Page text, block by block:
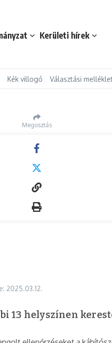
Kerületi hírek
Kék villogó Választási
Megosztás
2025.03.12.
13 helyszínen